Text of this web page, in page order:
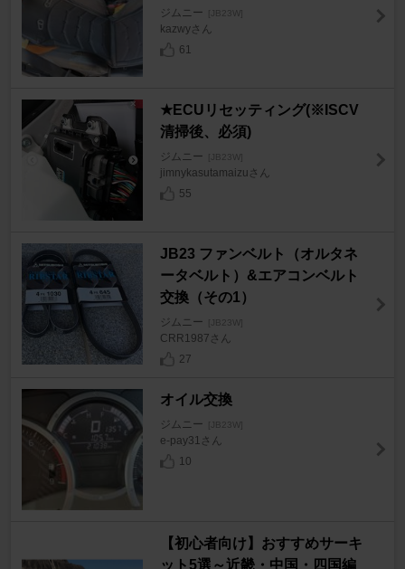
ジムニー [JB23W]
kazwyさん
61
★ECUリセッティング(※ISCV
清掃後、必須)
ジムニー [JB23W]
jimnykasutamaizuさん
55
JB23 ファンベルト（オルタネ
ータベルト）&エアコンベルト
交換（その1）
ジムニー [JB23W]
CRR1987さん
27
オイル交換
ジムニー [JB23W]
e-pay31さん
10
【初心者向け】おすすめサーキ
ット5選～近畿・中国・四国編